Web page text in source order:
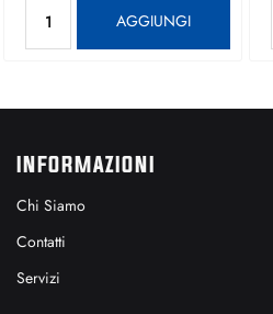
AGGIUNGI
INFORMAZIONI
Chi Siamo
Contatti
Servizi